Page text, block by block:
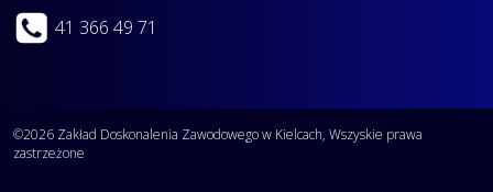
41 366 49 71
©2026 Zakład Doskonalenia Zawodowego w Kielcach, Wszyskie prawa
zastrzeżone